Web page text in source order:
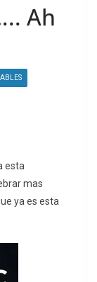
Ah
esta
mas
ya es esta